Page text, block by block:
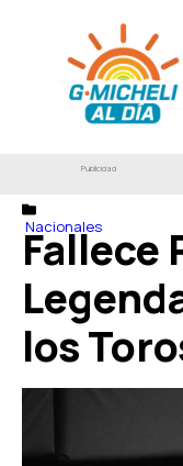
Publicidad
Nacionales
Fallece
los